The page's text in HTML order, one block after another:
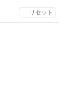
リセット